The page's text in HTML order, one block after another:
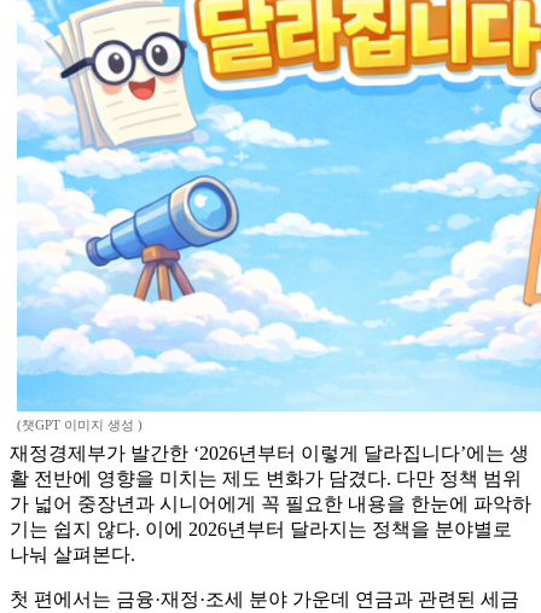
(챗GPT 이미지 생성 )
재정경제부가 발간한 ‘2026년부터 이렇게 달라집니다’에는 생
활 전반에 영향을 미치는 제도 변화가 담겼다. 다만 정책 범위
가 넓어 중장년과 시니어에게 꼭 필요한 내용을 한눈에 파악하
기는 쉽지 않다. 이에 2026년부터 달라지는 정책을 분야별로
나눠 살펴본다.
첫 편에서는 금융·재정·조세 분야 가운데 연금과 관련된 세금